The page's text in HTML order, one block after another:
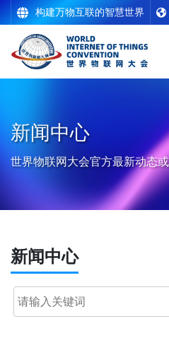
构建万物互联的智慧世界
新闻中心
世界物联网大会官方最新动态
新闻中心